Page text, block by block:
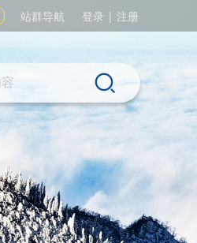
站群导航 登录 | 注册